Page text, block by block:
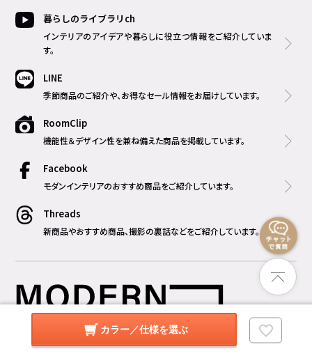
カラー／仕様を選ぶ
暮らしのライブラリch
インテリアのアイデアや暮らしに役立つ情報をご紹介していま
す。
LINE
季節商品のご紹介や、お得なセール情報をお届けしています。
RoomClip
機能性＆デザイン性を兼ね備えた商品を掲載しています。
Facebook
モダンインテリアのおすすめ商品をご紹介しています。
Threads
新商品やおすすめ商品、撮影の裏話などをご紹介しています。